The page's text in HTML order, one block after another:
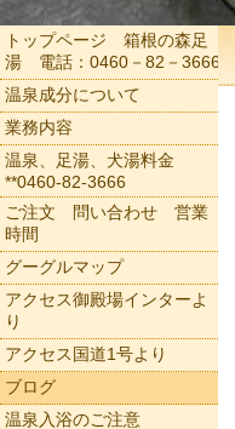
トップページ 箱根の森足
湯 電話：0460－82－3666
温泉成分について
業務内容
温泉、足湯、犬湯料金
**0460-82-3666
ご注文 問い合わせ 営業
時間
グーグルマップ
アクセス御殿場インターよ
り
アクセス国道1号より
ブログ
温泉入浴のご注意